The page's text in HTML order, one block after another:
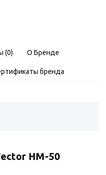
(0) О Бренде
бренда
HM-50